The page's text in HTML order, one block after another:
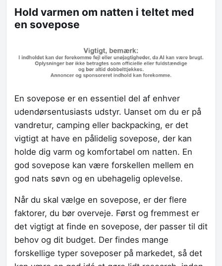
Hold varmen om natten i teltet med
en sovepose
En sovepose er en essentiel del af enhver
udendørsentusiasts udstyr. Uanset om du er på
vandretur, camping eller backpacking, er det
vigtigt at have en pålidelig sovepose, der kan
holde dig varm og komfortabel om natten. En
god sovepose kan være forskellen mellem en
god nats søvn og en ubehagelig oplevelse.
Når du skal vælge en sovepose, er der flere
faktorer, du bør overveje. Først og fremmest er
det vigtigt at finde en sovepose, der passer til dit
behov og dit budget. Der findes mange
forskellige typer soveposer på markedet, så det